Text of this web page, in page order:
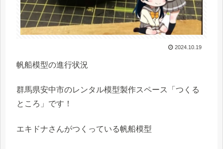
2024.10.19
帆船模型の進行状況
群馬県安中市のレンタル模型製作スペース「つくる
ところ」です！
エキドナさんがつくっている帆船模型